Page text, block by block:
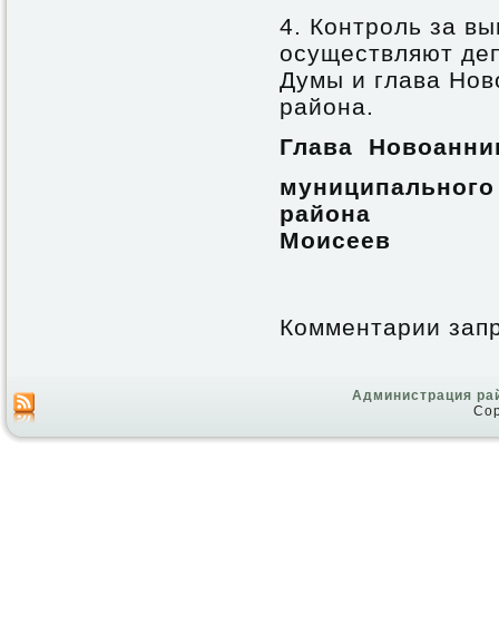
4. Контроль за
осуществляют
Думы и глава
района.
Глава
Моисеев
Комментарии
Администрация